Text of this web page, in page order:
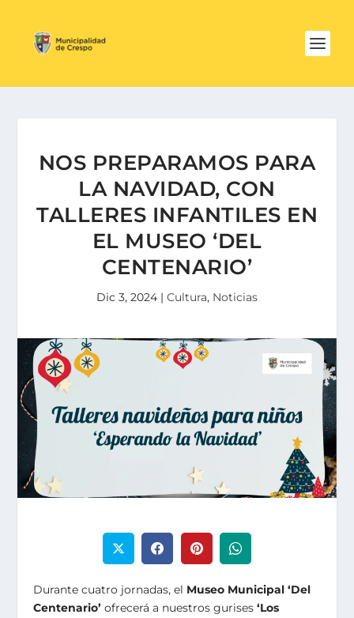
NOS PREPARAMOS PARA
LA NAVIDAD, CON
TALLERES INFANTILES EN
EL MUSEO ‘DEL
CENTENARIO’
Dic 3, 2024 | Cultura, Noticias
Durante cuatro jornadas, el Museo Municipal ‘Del
Centenario’ofrecerá a nuestros gurises‘Los